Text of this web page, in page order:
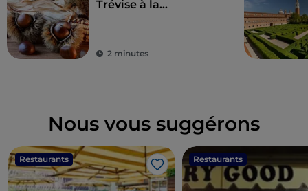
Trévise à la
Monfenera IGP
2 minutes
Nous vous suggérons
Restaurants
J’aime
Restaurants